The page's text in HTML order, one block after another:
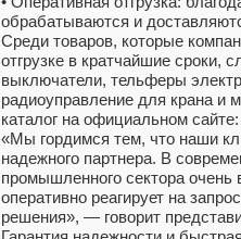
обрабатываются и
Среди товаров, которые
отгрузке в кратчайшие сроки,
выключатели, тельферы
радиоуправление для крана и
каталог на официальном
«Мы гордимся тем, что наши
надежного партнера. В
промышленного сектора очень
оперативно реагирует на
решения», — говорит